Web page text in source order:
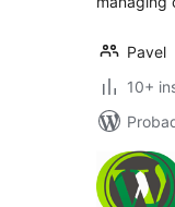
Pavel
10+